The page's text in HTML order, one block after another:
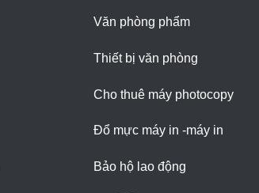
Văn phòng phẩm
Thiết bị văn phòng
Cho thuê máy photocopy
Đổ mực máy in -máy in
Bảo hộ lao động